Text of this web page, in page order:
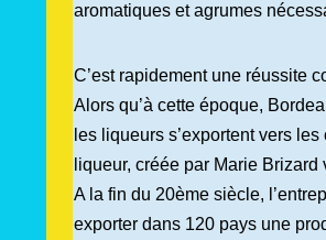
aromatiques et agrumes
C’est rapidement une réussite
Alors qu’à cette époque,
les liqueurs s’exportent vers
liqueur, créée par Marie
A la fin du 20ème siècle,
exporter dans 120 pays une